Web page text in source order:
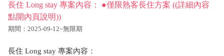
長住 Long stay 專案內容： ●僅限熟客長住方案 ((詳細內容
點開內頁說明))
期間：2025-09-12~無限期
長住 Long stay 專案內容：